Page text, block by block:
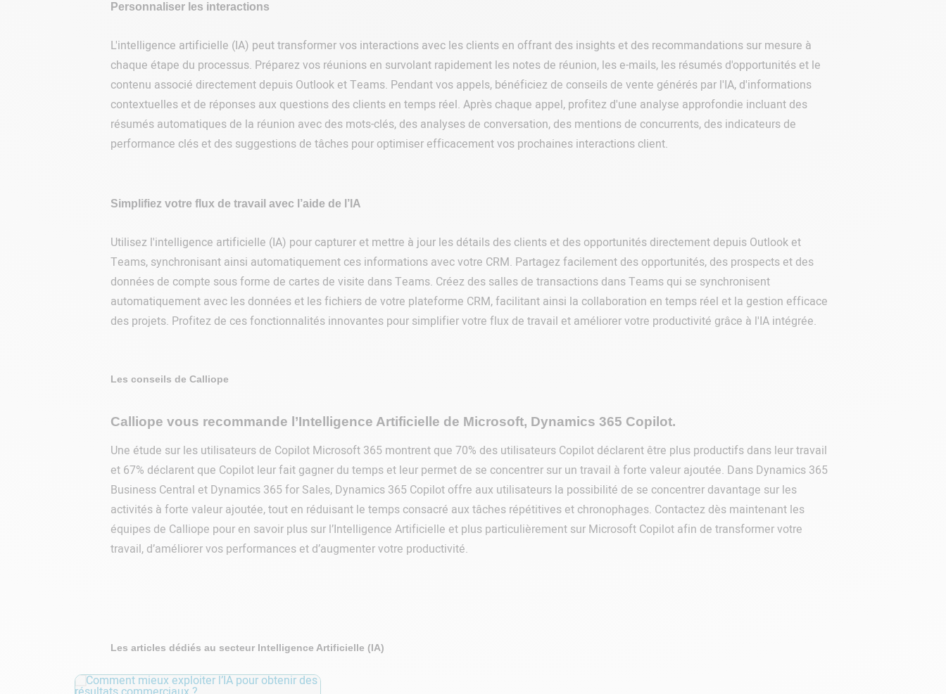
Personnaliser les interactions
L'intelligence artificielle (IA) peut transformer vos interactions avec les clients en offrant des insights et des recommandations sur mesure à
chaque étape du processus. Préparez vos réunions en survolant rapidement les notes de réunion, les e-mails, les résumés d'opportunités et le
contenu associé directement depuis Outlook et Teams. Pendant vos appels, bénéficiez de conseils de vente générés par l'IA, d'informations
contextuelles et de réponses aux questions des clients en temps réel. Après chaque appel, profitez d'une analyse approfondie incluant des
résumés automatiques de la réunion avec des mots-clés, des analyses de conversation, des mentions de concurrents, des indicateurs de
performance clés et des suggestions de tâches pour optimiser efficacement vos prochaines interactions client.
Simplifiez votre flux de travail avec l’aide de l’IA
Utilisez l'intelligence artificielle (IA) pour capturer et mettre à jour les détails des clients et des opportunités directement depuis Outlook et
Teams, synchronisant ainsi automatiquement ces informations avec votre CRM. Partagez facilement des opportunités, des prospects et des
données de compte sous forme de cartes de visite dans Teams. Créez des salles de transactions dans Teams qui se synchronisent
automatiquement avec les données et les fichiers de votre plateforme CRM, facilitant ainsi la collaboration en temps réel et la gestion efficace
des projets. Profitez de ces fonctionnalités innovantes pour simplifier votre flux de travail et améliorer votre productivité grâce à l'IA intégrée.
Les conseils de Calliope
Calliope vous recommande l’Intelligence Artificielle de Microsoft, Dynamics 365 Copilot.
Une étude sur les utilisateurs de Copilot Microsoft 365 montrent que 70% des utilisateurs Copilot déclarent être plus productifs dans leur travail
et 67% déclarent que Copilot leur fait gagner du temps et leur permet de se concentrer sur un travail à forte valeur ajoutée. Dans Dynamics 365
Business Central et Dynamics 365 for Sales, Dynamics 365 Copilot offre aux utilisateurs la possibilité de se concentrer davantage sur les
activités à forte valeur ajoutée, tout en réduisant le temps consacré aux tâches répétitives et chronophages. Contactez dès maintenant les
équipes de Calliope pour en savoir plus sur l’Intelligence Artificielle et plus particulièrement sur Microsoft Copilot afin de transformer votre
travail, d’améliorer vos performances et d’augmenter votre productivité.
Les articles dédiés au secteur Intelligence Artificielle (IA)